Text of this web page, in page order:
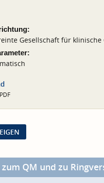
Gesellschaft für
PDF
zum QM und zu